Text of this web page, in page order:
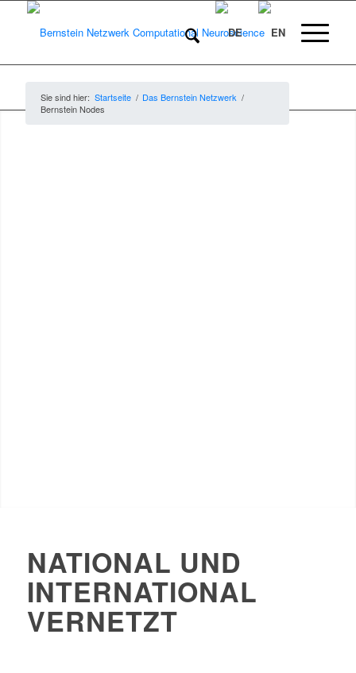
Sie sind hier: Startseite / Das Bernstein Netzwerk /
Bernstein Nodes
NATIONAL UND
INTERNATIONAL
VERNETZT